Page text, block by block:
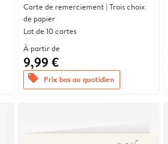
Carte de remerciement | Trois choix
de papier
Lot de 10 cartes
À partir de
9,99 €
offers Prix bas au quotidien